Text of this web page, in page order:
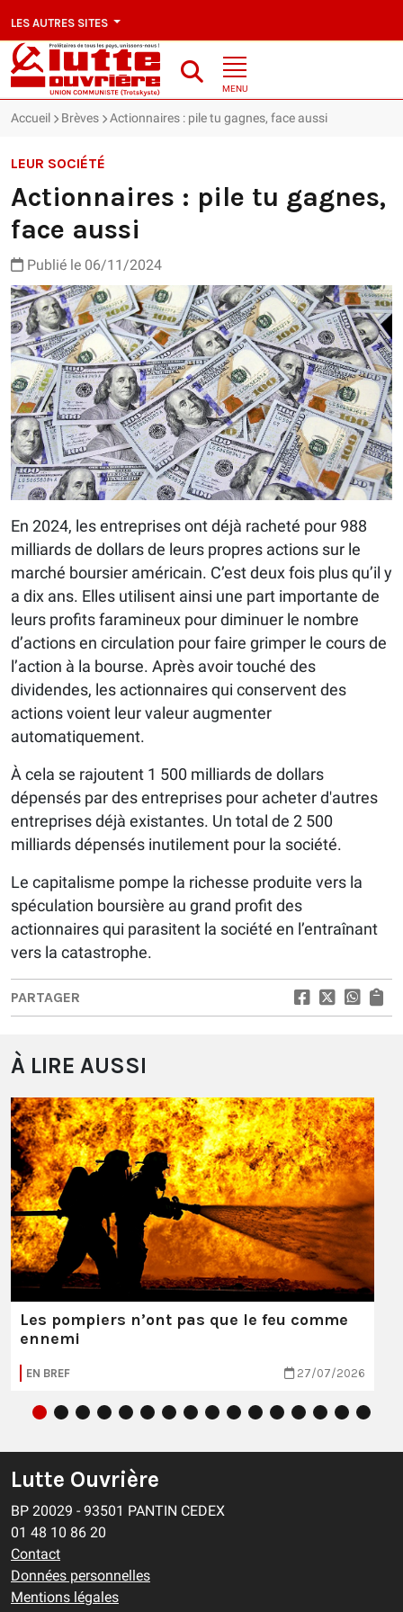
LES AUTRES SITES
MENU
Accueil Brèves Actionnaires : pile tu gagnes, face aussi
LEUR SOCIÉTÉ
Actionnaires : pile tu gagnes,
face aussi
Publié le 06/11/2024
En 2024, les entreprises ont déjà racheté pour 988
milliards de dollars de leurs propres actions sur le
marché boursier américain. C’est deux fois plus qu’il y
a dix ans. Elles utilisent ainsi une part importante de
leurs profits faramineux pour diminuer le nombre
d’actions en circulation pour faire grimper le cours de
l’action à la bourse. Après avoir touché des
dividendes, les actionnaires qui conservent des
actions voient leur valeur augmenter
automatiquement.
À cela se rajoutent 1 500 milliards de dollars
dépensés par des entreprises pour acheter d'autres
entreprises déjà existantes. Un total de 2 500
milliards dépensés inutilement pour la société.
Le capitalisme pompe la richesse produite vers la
spéculation boursière au grand profit des
actionnaires qui parasitent la société en l’entraînant
vers la catastrophe.
PARTAGER
À LIRE AUSSI
Les pompiers n’ont pas que le feu comme
ennemi
EN BREF 27/07/2026
Lutte Ouvrière
BP 20029 - 93501 PANTIN CEDEX
01 48 10 86 20
Contact
Données personnelles
Mentions légales